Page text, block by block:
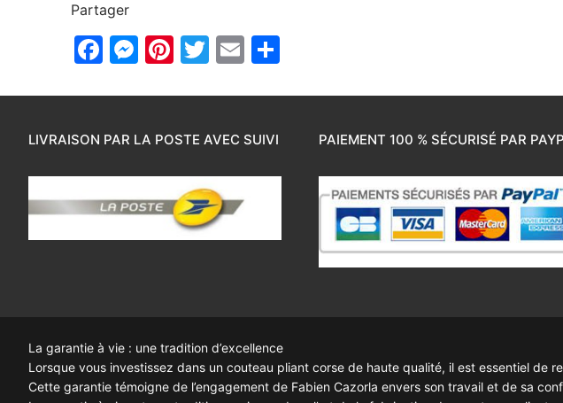
Partager
Facebook
Messenger
Pinterest
Twitter
Email
LIVRAISON PAR LA POSTE AVEC SUIVI PAIEMENT 100 % SÉCURISÉ PAR
La garantie à vie : une tradition d’excellence
Lorsque vous investissez dans un couteau pliant corse de haute qualité, il est essentiel de
Cette garantie témoigne de l’engagement de Fabien Cazorla envers son travail et de sa